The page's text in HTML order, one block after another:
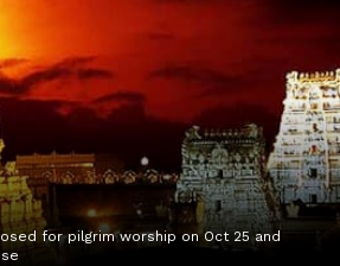
for pilgrim worship on Oct 25 and